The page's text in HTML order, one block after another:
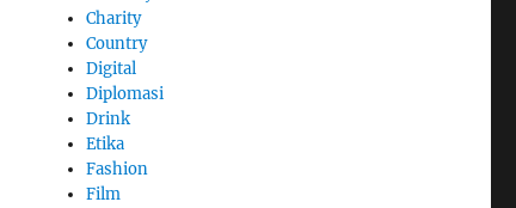
Charity
Country
Digital
Diplomasi
Drink
Etika
Fashion
Film